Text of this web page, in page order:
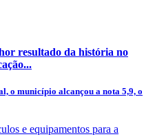
resultado da história no
o município alcançou a nota 5,9, o